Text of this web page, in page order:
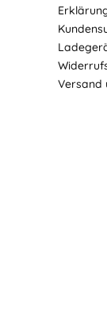
Versand